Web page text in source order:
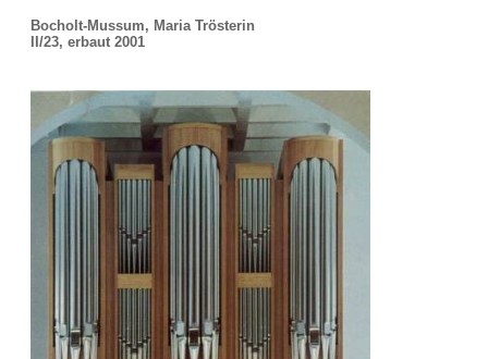
Bocholt-Mussum, Maria Trösterin
II/23, erbaut 2001